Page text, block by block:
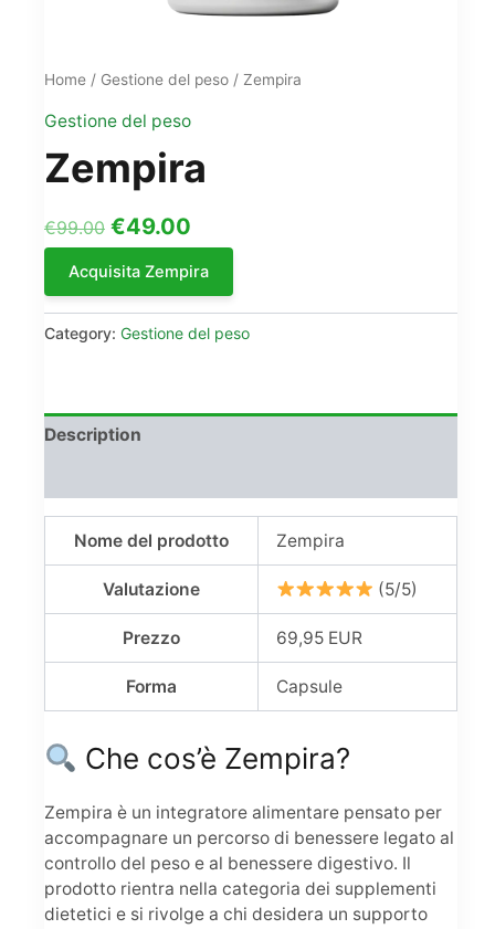
Home / Gestione del peso / Zempira
Gestione del peso
Zempira
€99.00 Original
price
was:
€99.00.
€49.00
price
is:
€49.00.
Acquisita Zempira
Category: Gestione del peso
Description
Nome del prodotto Zempira
Valutazione (5/5)
Prezzo 69,95 EUR
Forma Capsule
Che cos’è Zempira?
Zempira è un integratore alimentare pensato per
accompagnare un percorso di benessere legato al
controllo del peso e al benessere digestivo. Il
prodotto rientra nella categoria dei supplementi
dietetici e si rivolge a chi desidera un supporto